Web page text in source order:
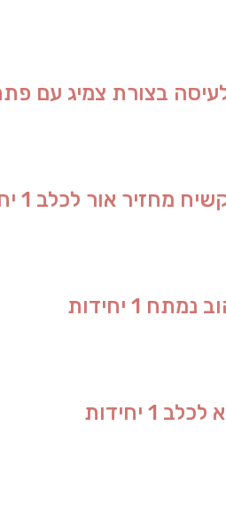
בצורת צמיג עם פתח הזנה
מחזיר אור לכלב 1 יחידות
1 יחידות
1 יחידות